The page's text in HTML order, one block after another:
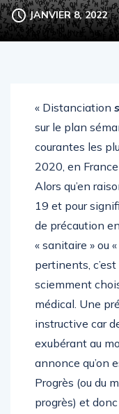
JANVIER 8, 2022
« Distanciation
sur le plan
courantes les
2020, en
Alors qu’en
19 et pour
de précaution
« sanitaire » ou
pertinents,
sciemment
médical. Une
instructive car
exubérant au
annonce qu’on
Progrès (ou du
progrès) et